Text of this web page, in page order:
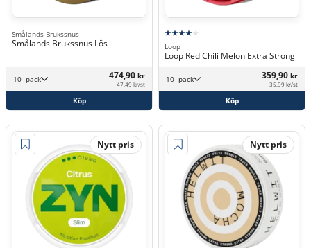
Smålands Brukssnus
Smålands Brukssnus Lös
10 -pack 474,90 kr
47,49 kr/st
Köp
Loop
Loop Red Chili Melon Extra Strong
10 -pack 359,90 kr
35,99 kr/st
Köp
Nytt pris Nytt pris